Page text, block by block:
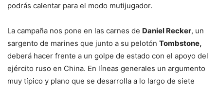
podrás calentar para el modo mutijugador.
La campaña nos pone en las carnes de Daniel Recker, un
sargento de marines que junto a su pelotón Tombstone,
deberá hacer frente a un golpe de estado con el apoyo del
ejército ruso en China. En líneas generales un argumento
muy típico y plano que se desarrolla a lo largo de siete